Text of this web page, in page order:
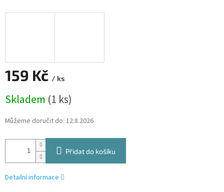
159 Kč / ks
cena:
Skladem (1 ks)
Můžeme doručit do: 12.8.2026
Přidat do košíku
Detailní informace